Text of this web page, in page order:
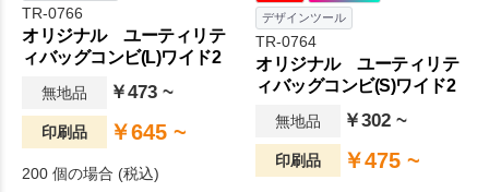
TR-0766
オリジナル ユーティリテ
ィバッグコンビ(L)ワイド2
無地品 ￥473 ~
印刷品 ￥645 ~
200 個の場合 (税込)
デザインツール
TR-0764
オリジナル ユーティリテ
ィバッグコンビ(S)ワイド2
無地品 ￥302 ~
印刷品 ￥475 ~